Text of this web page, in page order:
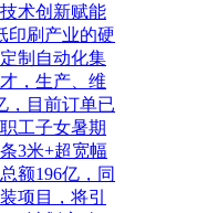
术创新赋能
印刷产业的硬
制自动化集
，生产、维
，目前订单已
工子女暑期
3米+超宽幅
额196亿，同
项目，将引